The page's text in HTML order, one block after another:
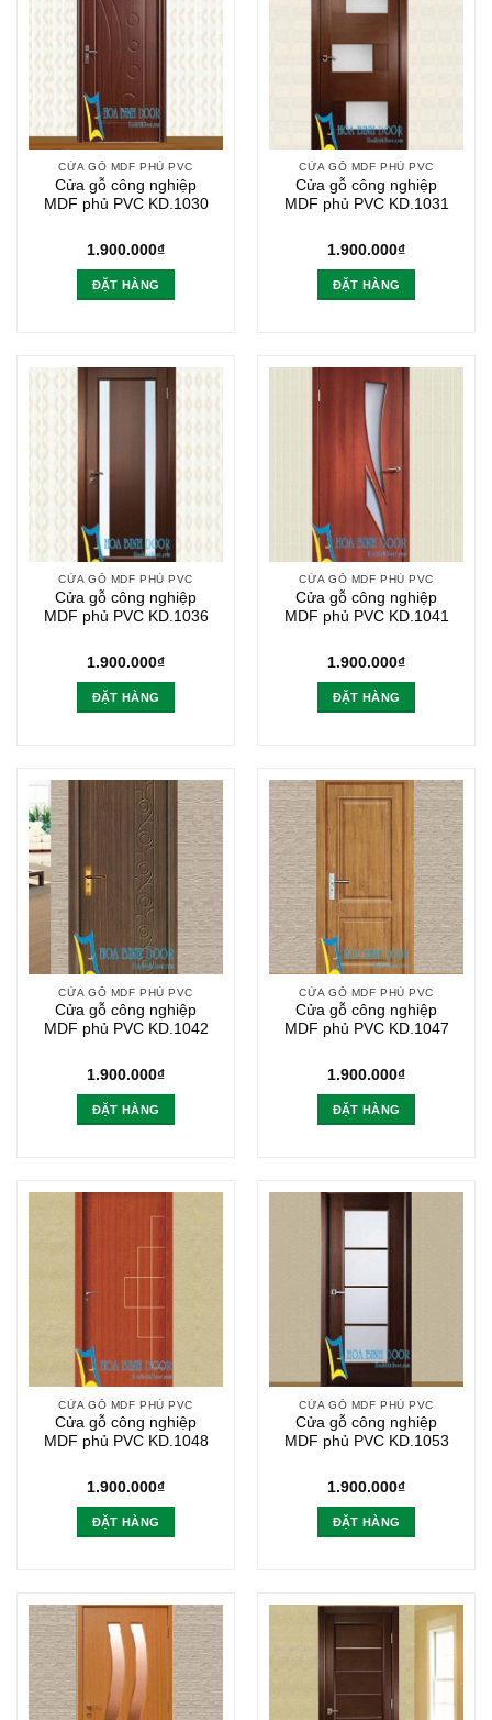
CỬA GỖ MDF PHỦ PVC
Cửa gỗ công nghiệp
MDF phủ PVC KD.1030
1.900.000₫
ĐẶT HÀNG
CỬA GỖ MDF PHỦ PVC
Cửa gỗ công nghiệp
MDF phủ PVC KD.1031
1.900.000₫
ĐẶT HÀNG
CỬA GỖ MDF PHỦ PVC
Cửa gỗ công nghiệp
MDF phủ PVC KD.1036
1.900.000₫
ĐẶT HÀNG
CỬA GỖ MDF PHỦ PVC
Cửa gỗ công nghiệp
MDF phủ PVC KD.1041
1.900.000₫
ĐẶT HÀNG
CỬA GỖ MDF PHỦ PVC
Cửa gỗ công nghiệp
MDF phủ PVC KD.1042
1.900.000₫
ĐẶT HÀNG
CỬA GỖ MDF PHỦ PVC
Cửa gỗ công nghiệp
MDF phủ PVC KD.1047
1.900.000₫
ĐẶT HÀNG
CỬA GỖ MDF PHỦ PVC
Cửa gỗ công nghiệp
MDF phủ PVC KD.1048
1.900.000₫
ĐẶT HÀNG
CỬA GỖ MDF PHỦ PVC
Cửa gỗ công nghiệp
MDF phủ PVC KD.1053
1.900.000₫
ĐẶT HÀNG